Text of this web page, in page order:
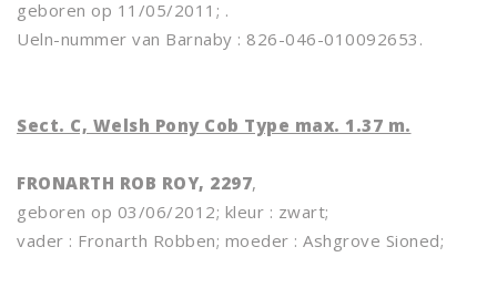
geboren op 11/05/2011; .
Ueln-nummer van Barnaby : 826-046-010092653.
Sect. C, Welsh Pony Cob Type max. 1.37 m.
FRONARTH ROB ROY, 2297,
geboren op 03/06/2012; kleur : zwart;
vader : Fronarth Robben; moeder : Ashgrove Sioned;